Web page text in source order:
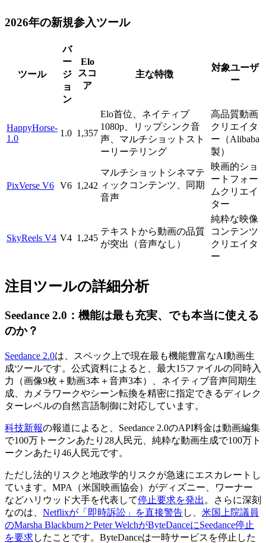
2026年の新規参入ツール
ツール
バ
ー
ジ
ョ
ン
Elo
スコ
ア
主な特徴
対象ユーザ
ー
HappyHorse-
1.0
1.0 1,357
Elo首位、ネイティブ
1080p、リップシンク音
声、マルチショットスト
ーリーテリング
高品質動画
クリエイタ
ー（Alibaba
製）
PixVerse V6 V6 1,242
マルチショットシネマテ
ィックコンテンツ、同期
音声
映画的ショ
ートフォー
ムクリエイ
ター
SkyReels V4 V4 1,245
テキストから動画の品質
が突出（音声なし）
純粋な映像
コンテンツ
クリエイタ
ー
注目ツールの詳細分析
Seedance 2.0：機能は最も充実、でも本当に使える
のか？
Seedance 2.0は、スペック上で現在最も機能豊富なAI動画生
成ツールです。公式資料によると、最大15ファイルの同時入
力（画像9枚＋動画3本＋音声3本）、ネイティブ音声同期生
成、カメラワークやシーン転換を精密に指定できるディレク
ターレベルの自然言語制御に対応しています。
科技新報の報道によると、Seedance 2.0のAPI料金は動画編集
で100万トークンあたり28人民元、純粋な動画生成で100万ト
ークンあたり46人民元です。
ただし法的リスクと地政学的リスクが急速にエスカレートし
ています。MPA（米国映画協会）がディズニー、ワーナー
などハリウッド大手を代表して停止要求を発出 。さらに深刻
なのは、 Netflixが「即時訴訟」を直接警告し、 米国上院議員
のMarsha BlackburnとPeter WelchがByteDanceにSeedance停止
を要求したことです。ByteDanceは一時サービスを停止した